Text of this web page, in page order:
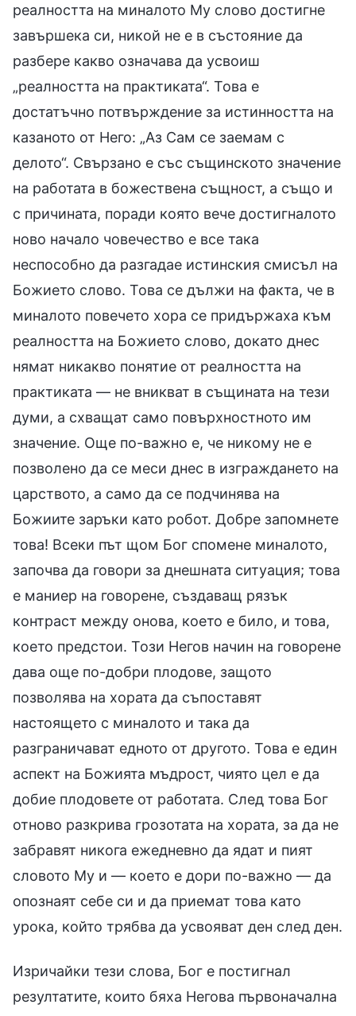
реалността на миналото Му слово достигне
завършека си, никой не е в състояние да
разбере какво означава да усвоиш
„реалността на практиката“. Това е
достатъчно потвърждение за истинността на
казаното от Него: „Аз Сам се заемам с
делото“. Свързано е със същинското значение
на работата в божествена същност, а също и
с причината, поради която вече достигналото
ново начало човечество е все така
неспособно да разгадае истинския смисъл на
Божието слово. Това се дължи на факта, че в
миналото повечето хора се придържаха към
реалността на Божието слово, докато днес
нямат никакво понятие от реалността на
практиката — не вникват в същината на тези
думи, а схващат само повърхностното им
значение. Още по-важно е, че никому не е
позволено да се меси днес в изграждането на
царството, а само да се подчинява на
Божиите заръки като робот. Добре запомнете
това! Всеки път щом Бог спомене миналото,
започва да говори за днешната ситуация; това
е маниер на говорене, създаващ рязък
контраст между онова, което е било, и това,
което предстои. Този Негов начин на говорене
дава още по-добри плодове, защото
позволява на хората да съпоставят
настоящето с миналото и така да
разграничават едното от другото. Това е един
аспект на Божията мъдрост, чиято цел е да
добие плодовете от работата. След това Бог
отново разкрива грозотата на хората, за да не
забравят никога ежедневно да ядат и пият
словото Му и — което е дори по-важно — да
опознаят себе си и да приемат това като
урока, който трябва да усвояват ден след ден.
Изричайки тези слова, Бог е постигнал
резултатите, които бяха Негова първоначална